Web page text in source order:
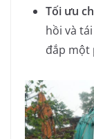
Tối ưu
hồi và
đắp một